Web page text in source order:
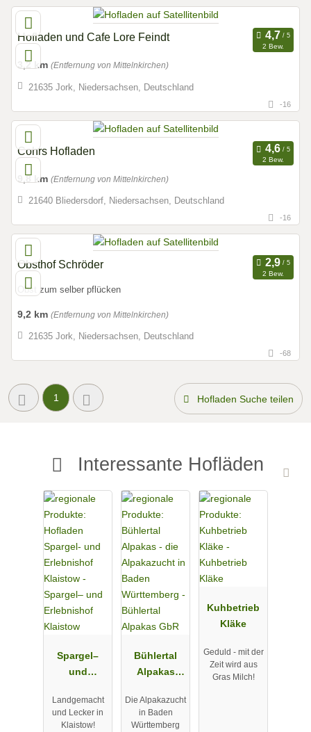
Hofladen und Cafe Lore Feindt
2 Bew.
3,2 km (Entfernung von Mittelnkirchen)
21635 Jork, Niedersachsen, Deutschland
-16
Cohrs Hofladen
2 Bew.
9,8 km (Entfernung von Mittelnkirchen)
21640 Bliedersdorf, Niedersachsen, Deutschland
-16
Obsthof Schröder
2 Bew.
Obst zum selber pflücken
9,2 km (Entfernung von Mittelnkirchen)
21635 Jork, Niedersachsen, Deutschland
-68
1 Hofladen Suche teilen
Interessante Hofläden
Spargel–
und
Klaistow
Landgemacht
und Lecker in
Klaistow!
Bühlertal
Alpakas
Die Alpakazucht
in Baden
Württemberg
Kuhbetrieb
Kläke
Geduld - mit der
Zeit wird aus
Gras Milch!